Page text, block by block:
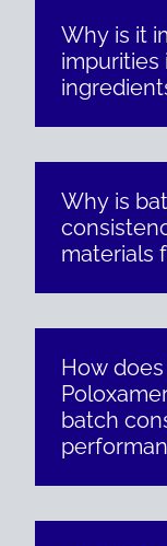
Why is it
impurities
Why is
materials
How
batch